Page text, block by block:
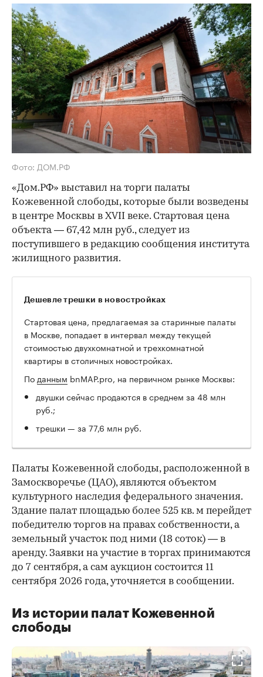
Фото: ДОМ.РФ
«Дом.РФ» выставил на торги палаты
Кожевенной слободы, которые были возведены
в центре Москвы в XVII веке. Стартовая цена
объекта — 67,42 млн руб., следует из
поступившего в редакцию сообщения института
жилищного развития.
Дешевле трешки в новостройках
Стартовая цена, предлагаемая за старинные палаты
в Москве, попадает в интервал между текущей
стоимостью двухкомнатной и трехкомнатной
квартиры в столичных новостройках.
По данным bnMAP.pro, на первичном рынке Москвы:
двушки сейчас продаются в среднем за 48 млн
руб.;
трешки — за 77,6 млн руб.
Палаты Кожевенной слободы, расположенной в
Замоскворечье (ЦАО), являются объектом
культурного наследия федерального значения.
Здание палат площадью более 525 кв. м перейдет
победителю торгов на правах собственности, а
земельный участок под ними (18 соток) — в
аренду. Заявки на участие в торгах принимаются
до 7 сентября, а сам аукцион состоится 11
сентября 2026 года, уточняется в сообщении.
Из истории палат Кожевенной
слободы